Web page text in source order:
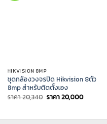
HIKVISION 8MP
ชุดกล้องวงจรปิด Hikvision 8ตัว
8mp สำหรับติดตั้งเอง
ราคา20,340 Original
price
20,340.
ราคา 20,000Current
price
20,000.